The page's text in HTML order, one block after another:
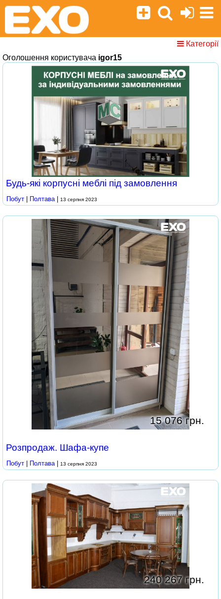
Категорії
Оголошення користувача igor15
Будь-які корпусні меблі під замовлення
Побут | Полтава | 13 серпня 2023
15 076 грн.
Розпродаж. Шафа-купе
Побут Полтава| 13 серпня 2023
240 267 грн.